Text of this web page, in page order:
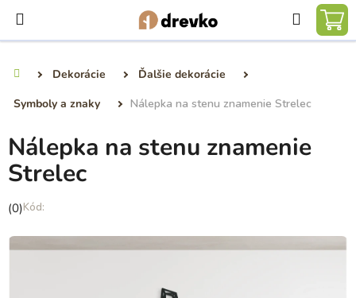
obsah
Hľadať
Dekorácie
Ďalšie dekorácie
Symboly a znaky
Nálepka na stenu znamenie Strelec
Nálepka na stenu znamenie
Strelec
Priemerné
produktu
je
(0)